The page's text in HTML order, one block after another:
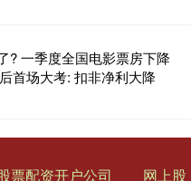
? 一季度全国电影票房下降
首场大考: 扣非净利大降
票配资开户公司
网上股